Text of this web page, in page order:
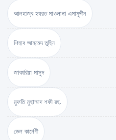
আলহাজ্ব হযরত মাওলানা এমামুদ্দীন
শিহাব আহমেদ তুহিন
জাকারিয়া মাসুদ
মুফতি মুহাম্মাদ শফী রহ.
ডেল কার্নেগী